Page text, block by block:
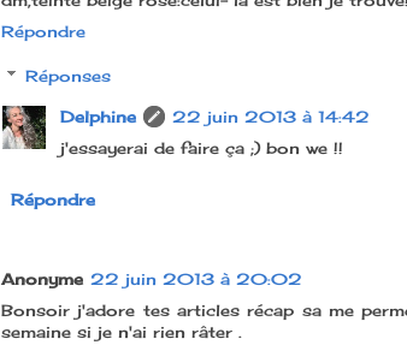
Répondre
Réponses
Delphine
22 juin 2013 à 14:42
j'essayerai de faire ça ;) bon we !!
Répondre
Anonyme 22 juin 2013 à 20:02
Bonsoir j'adore tes articles récap sa me
semaine si je n'ai rien râter .